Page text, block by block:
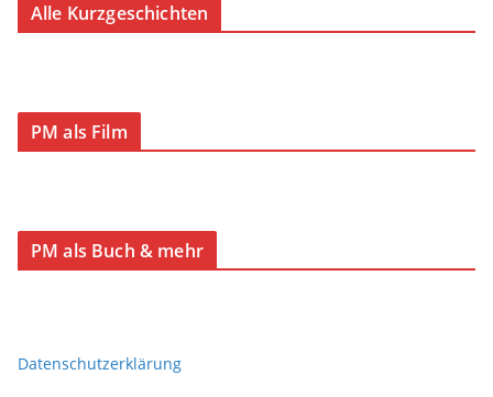
Alle Kurzgeschichten
PM als Film
PM als Buch & mehr
Datenschutzerklärung